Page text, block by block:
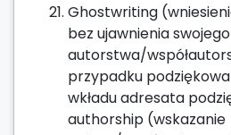
Ghostwriting
bez ujawnienia swojego
autorstwa/
przypadku
wkładu adresata
authorship (wskazanie